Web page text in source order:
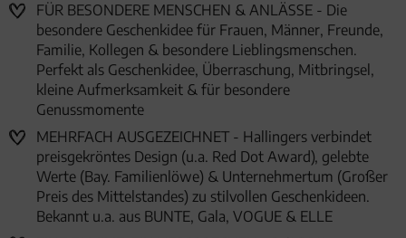
FÜR BESONDERE MENSCHEN & ANLÄSSE - Die
besondere Geschenkidee für Frauen, Männer, Freunde,
Familie, Kollegen & besondere Lieblingsmenschen.
Perfekt als Geschenkidee, Überraschung, Mitbringsel,
kleine Aufmerksamkeit & für besondere
Genussmomente
MEHRFACH AUSGEZEICHNET - Hallingers verbindet
preisgekröntes Design (u.a. Red Dot Award), gelebte
Werte (Bay. Familienlöwe) & Unternehmertum (Großer
Preis des Mittelstandes) zu stilvollen Geschenkideen.
Bekannt u.a. aus BUNTE, Gala, VOGUE & ELLE